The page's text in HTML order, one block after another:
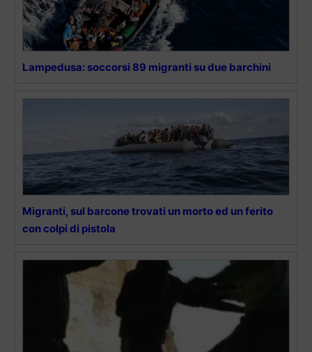
Lampedusa: soccorsi 89 migranti su due barchini
Migranti, sul barcone trovati un morto ed un ferito
con colpi di pistola